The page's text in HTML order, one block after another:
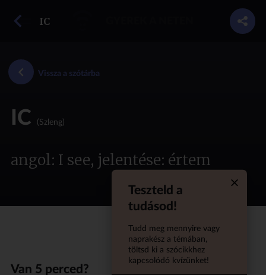
IC
Vissza a szótárba
IC (Szleng)
angol: I see, jelentése: értem
Teszteld a
tudásod!
Tudd meg mennyire vagy
naprakész a témában,
töltsd ki a szócikkhez
kapcsolódó kvízünket!
Van 5 perced?